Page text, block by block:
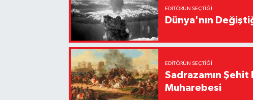
EDITÖRÜN SEÇTIĞI
Dünya'nın
EDITÖRÜN SEÇTIĞI
Sadrazamın
Muharebesi